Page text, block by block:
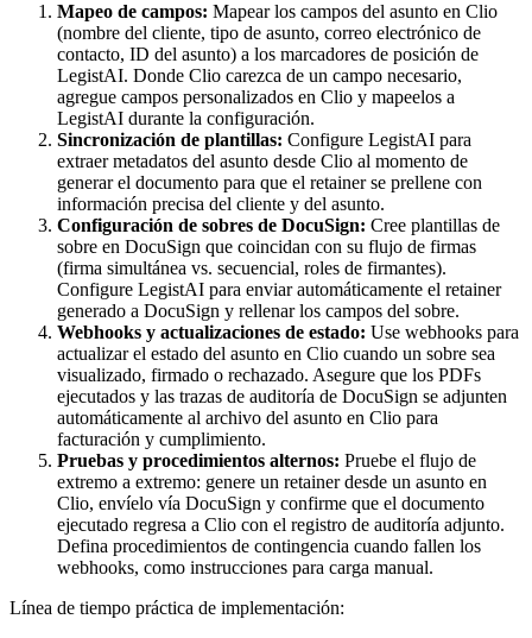
Mapeo de campos: Mapear los campos del asunto en Clio
(nombre del cliente, tipo de asunto, correo electrónico de
contacto, ID del asunto) a los marcadores de posición de
LegistAI. Donde Clio carezca de un campo necesario,
agregue campos personalizados en Clio y mapeelos a
LegistAI durante la configuración.
Sincronización de plantillas: Configure LegistAI para
extraer metadatos del asunto desde Clio al momento de
generar el documento para que el retainer se prellene con
información precisa del cliente y del asunto.
Configuración de sobres de DocuSign: Cree plantillas de
sobre en DocuSign que coincidan con su flujo de firmas
(firma simultánea vs. secuencial, roles de firmantes).
Configure LegistAI para enviar automáticamente el retainer
generado a DocuSign y rellenar los campos del sobre.
Webhooks y actualizaciones de estado: Use webhooks para
actualizar el estado del asunto en Clio cuando un sobre sea
visualizado, firmado o rechazado. Asegure que los PDFs
ejecutados y las trazas de auditoría de DocuSign se adjunten
automáticamente al archivo del asunto en Clio para
facturación y cumplimiento.
Pruebas y procedimientos alternos: Pruebe el flujo de
extremo a extremo: genere un retainer desde un asunto en
Clio, envíelo vía DocuSign y confirme que el documento
ejecutado regresa a Clio con el registro de auditoría adjunto.
Defina procedimientos de contingencia cuando fallen los
webhooks, como instrucciones para carga manual.
Línea de tiempo práctica de implementación: